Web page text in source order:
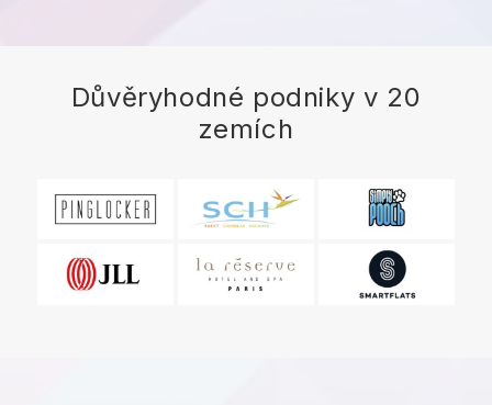
Důvěryhodné podniky v 20
zemích